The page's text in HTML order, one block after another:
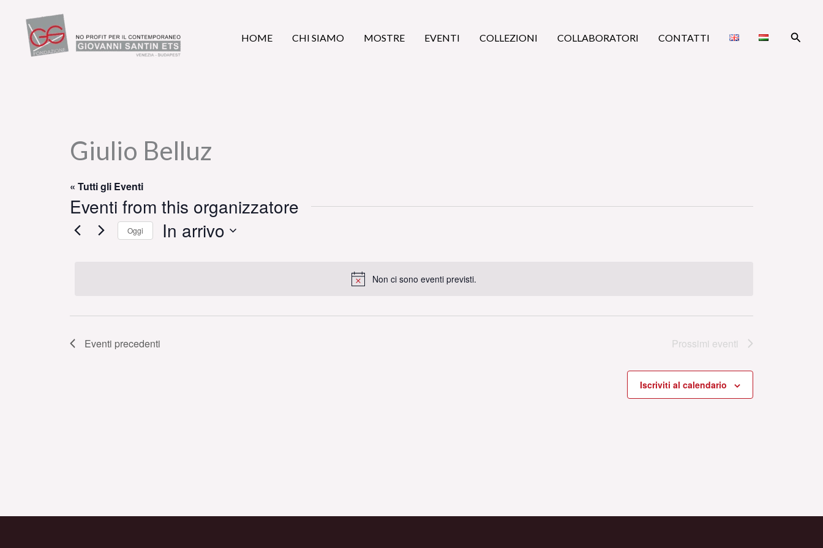
contenuto
HOME CHI SIAMO MOSTRE EVENTI COLLEZIONI COLLABORATORI CONTATTI Cerca
Giulio Belluz
« Tutti gli Eventi
Eventi from this organizzatore
Notice
Non ci sono eventi previsti.
Oggi In arrivo
Eventi precedenti Prossimi eventi
Iscriviti al calendario